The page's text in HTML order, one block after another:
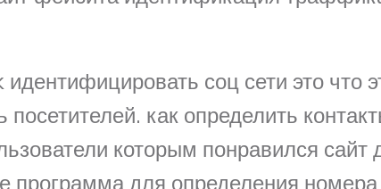
соц сети это что
как определить
которым понравился
программа для определения